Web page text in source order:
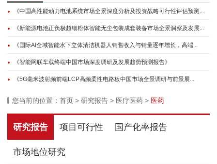
《中国高性能动力电池系统市场全景深度分析及投资战略可行性评估预测...
《新能源电池正负极超细粉体智能无尘包装成套装备市场全景洞察及发展...
《国际AI全域智能水下立体清洁机器人销售收入与销量逐年增长，高端...
《智能网联车载终端中国市场深度调研及发展趋势预测报告》
《5G毫米波射频前端LCP高频柔性电路板中国市场全景调研与前景展...
您当前的位置： 首页 > 研究报告 > 医疗医药 > 医药
研究报告 项目可行性 国产化率报告
市场地位研究